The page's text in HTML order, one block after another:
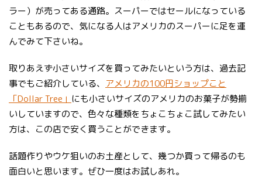
ラー）が売ってある通路。スーパーではセールになっている
こともあるので、気になる人はアメリカのスーパーに足を運
んでみて下さいね。
取りあえず小さいサイズを買ってみたいという方は、過去記
事でもご紹介している、 アメリカの100円ショップこと
「Dollar Tree」 にも小さいサイズのアメリカのお菓子が勢揃
いしていますので、色々な種類をちょこちょこ試してみたい
方は、この店で安く買うことができます。
話題作りやウケ狙いのお土産として、幾つか買って帰るのも
面白いと思います。ぜひ一度はお試しあれ。